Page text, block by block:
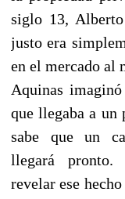
siglo 13,
justo era
en el mercado al
Aquinas
que llegaba a un
sabe que un
llegará pronto.
revelar ese